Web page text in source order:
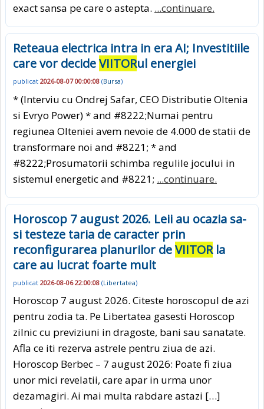
exact sansa pe care o astepta. ...continuare.
Reteaua electrica intra in era AI; Investitiile
care vor decideVIITORul energiei
publicat 2026-08-07 00:00:08 (Bursa)
* (Interviu cu Ondrej Safar, CEO Distributie Oltenia
si Evryo Power) * and #8222;Numai pentru
regiunea Olteniei avem nevoie de 4.000 de statii de
transformare noi and #8221; * and
#8222;Prosumatorii schimba regulile jocului in
sistemul energetic and #8221; ...continuare.
Horoscop 7 august 2026. Leii au ocazia sa-
si testeze taria de caracter prin
reconfigurarea planurilor deVIITORla
care au lucrat foarte mult
publicat 2026-08-06 22:00:08 (Libertatea)
Horoscop 7 august 2026. Citeste horoscopul de azi
pentru zodia ta. Pe Libertatea gasesti Horoscop
zilnic cu previziuni in dragoste, bani sau sanatate.
Afla ce iti rezerva astrele pentru ziua de azi.
Horoscop Berbec – 7 august 2026: Poate fi ziua
unor mici revelatii, care apar in urma unor
dezamagiri. Ai mai multa rabdare astazi […]